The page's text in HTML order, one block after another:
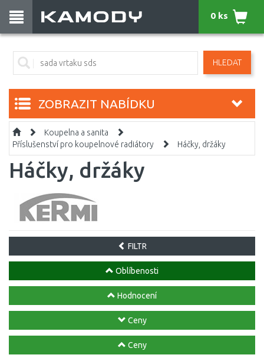
HLEDAT
0 ks
ZOBRAZIT NABÍDKU
Koupelna a sanita
Příslušenství pro koupelnové radiátory
Háčky, držáky
Háčky, držáky
FILTR
Oblíbenosti
Hodnocení
Ceny
Ceny